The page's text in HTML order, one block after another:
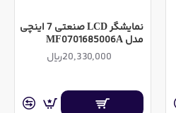
نمایشگر LCD صنعتی 7 اینچی
مدل MF0701685006A
20,330,000ریال